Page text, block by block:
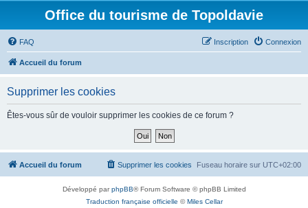
Office du tourisme de Topoldavie
FAQ Connexion
Inscription
Accueil du forum
Supprimer les cookies
Êtes-vous sûr de vouloir supprimer les cookies de ce forum ?
Accueil du forum Fuseau horaire sur UTC+02:00
Supprimer les cookies
Développé parphpBB® Forum Software © phpBB Limited
Traduction française officielle ©Miles Cellar